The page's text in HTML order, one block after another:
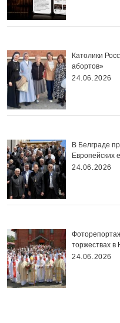
Католики
абортов»
24.06.2026
В Белграде
Европейских
24.06.2026
торжествах в
24.06.2026